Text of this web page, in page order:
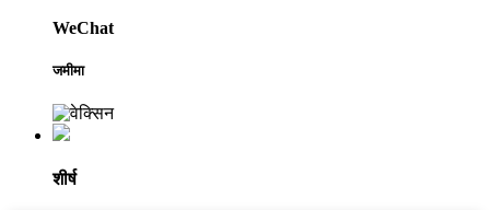
WeChat
जमीमा
शीर्ष